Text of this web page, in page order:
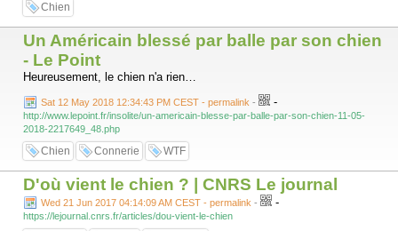
Chien
Un Américain blessé par balle par son chien
- Le Point
Heureusement, le chien n'a rien…
Sat 12 May 2018 12:34:43 PM CEST - permalink - -
http://www.lepoint.fr/insolite/un-americain-blesse-par-balle-par-son-chien-11-05-
2018-2217649_48.php
Chien Connerie WTF
D'où vient le chien ? | CNRS Le journal
Wed 21 Jun 2017 04:14:09 AM CEST - permalink - -
https://lejournal.cnrs.fr/articles/dou-vient-le-chien